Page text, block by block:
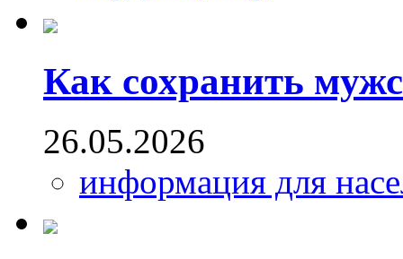
Как сохранить
26.05.2026
информация для